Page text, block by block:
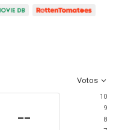
Votos
--
10
9
8